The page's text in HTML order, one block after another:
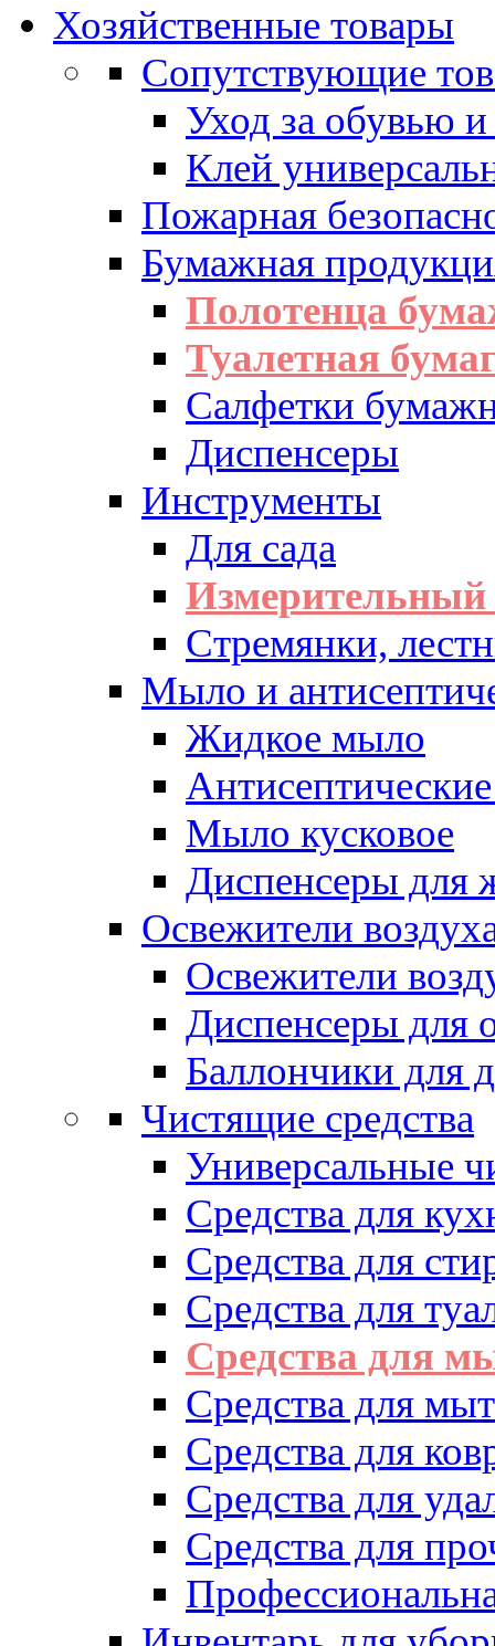
Хозяйственные товары
Сопутствующие
Уход за обувью
Клей
Пожарная
Бумажная
Полотенца
Туалетная
Салфетки
Диспенсеры
Инструменты
Для сада
Измерительный
Стремянки,
Мыло и
Жидкое мыло
Мыло кусковое
Диспенсеры для
Освежители
Освежители
Диспенсеры для
Баллончики для
Чистящие средства
Универсальные
Средства для
Средства для
Средства для
Средства для
Средства для
Средства для
Средства для
Средства для